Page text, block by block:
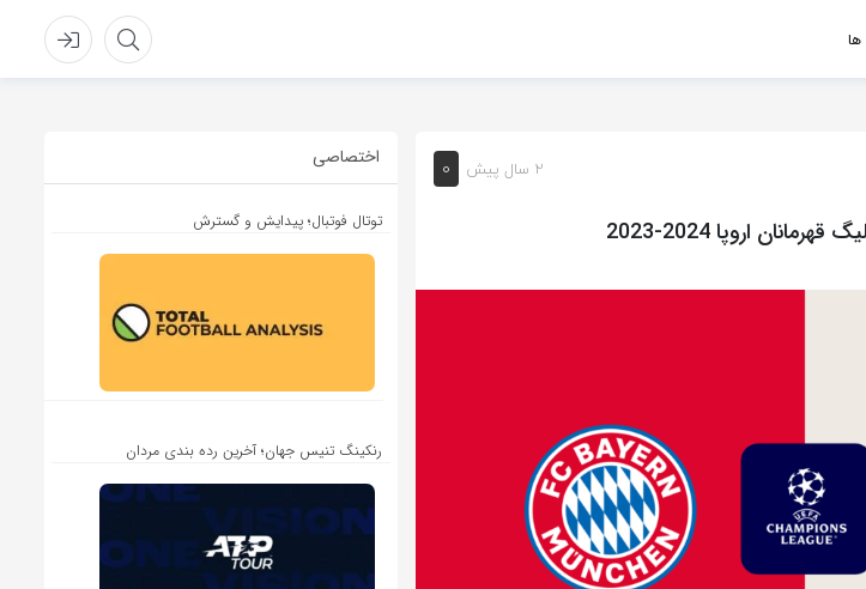
2 سال پیش 0
اروپا 2024-2023
اختصاصی
توتال فوتبال؛ پیدایش و گسترش
رنکینگ تنیس جهان؛ آخرین رده بندی مردان